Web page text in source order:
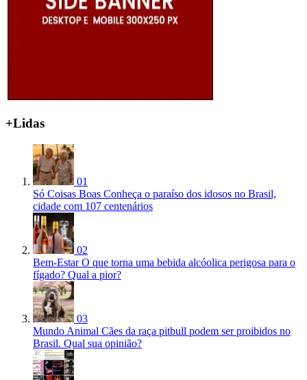
+Lidas
01
Só Coisas Boas Conheça o paraíso dos idosos no Brasil,
cidade com 107 centenários
02
Bem-Estar O que torna uma bebida alcóolica perigosa para o
fígado? Qual a pior?
03
Mundo Animal Cães da raça pitbull podem ser proibidos no
Brasil. Qual sua opinião?